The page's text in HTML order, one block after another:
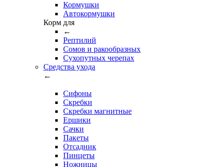
Кормушки
Автокормушки
Корм для
←
Рептилий
Сомов и ракообразных
Сухопутных черепах
Средства ухода
←
Сифоны
Скребки
Скребки магнитные
Ершики
Сачки
Пакеты
Отсадник
Пинцеты
Ножницы